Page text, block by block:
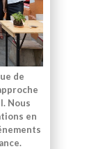
de
Nous
en